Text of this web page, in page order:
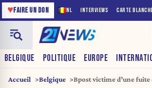
NL INTERVIEWS CARTE
♥FAIRE UN DON
BELGIQUE POLITIQUE EUROPE
Accueil Belgique
Bpost victime d’une fuite